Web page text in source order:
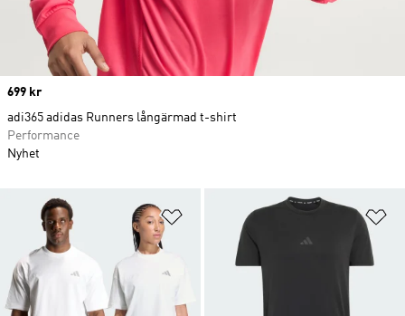
Lägg till på önskelistan
Price
699 kr
adi365 adidas Runners långärmad t-shirt
Performance
Nyhet